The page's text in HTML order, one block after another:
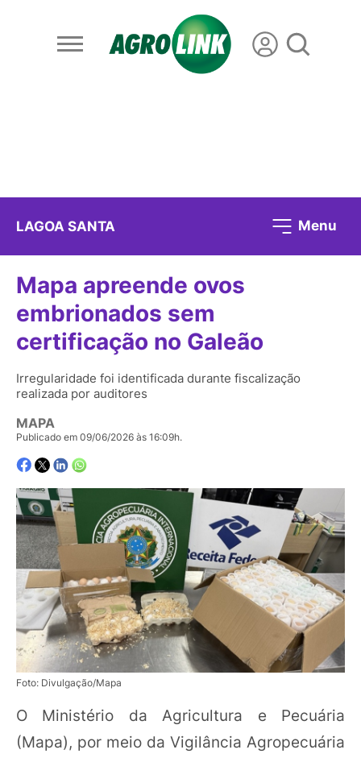
LAGOA SANTA Menu
Mapa apreende ovos
embrionados sem
certificação no Galeão
Irregularidade foi identificada durante fiscalização
realizada por auditores
MAPA
Publicado em 09/06/2026 às 16:09h.
Foto: Divulgação/Mapa
O Ministério da Agricultura e Pecuária
(Mapa), por meio da Vigilância Agropecuária